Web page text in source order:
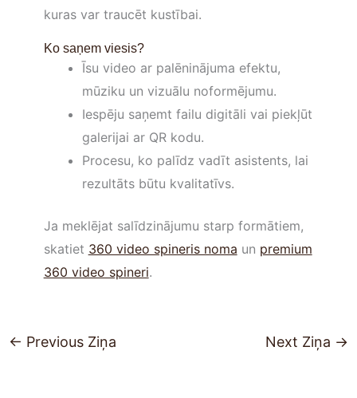
kuras var traucēt kustībai.
Ko saņem viesis?
Īsu video ar palēninājuma efektu,
mūziku un vizuālu noformējumu.
Iespēju saņemt failu digitāli vai piekļūt
galerijai ar QR kodu.
Procesu, ko palīdz vadīt asistents, lai
rezultāts būtu kvalitatīvs.
Ja meklējat salīdzinājumu starp formātiem,
skatiet 360 video spineris noma un premium
360 video spineri.
← Previous Ziņa Next Ziņa →